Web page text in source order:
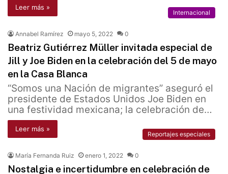
Leer más »
Internacional
Annabel Ramírez mayo 5, 2022 0
Beatriz Gutiérrez Müller invitada especial de
Jill y Joe Biden en la celebración del 5 de mayo
en la Casa Blanca
“Somos una Nación de migrantes” aseguró el
presidente de Estados Unidos Joe Biden en
una festividad mexicana; la celebración de…
Leer más »
Reportajes especiales
María Fernanda Ruiz enero 1, 2022 0
Nostalgia e incertidumbre en celebración de